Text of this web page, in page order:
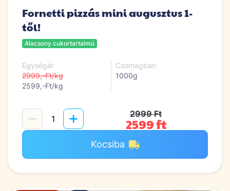
Fornetti pizzás mini augusztus 1-
től!
Alacsony cukortartalmú
Egységár
2999,-Ft/kg
2599,-Ft/kg
Csomagban
1000g
2999 Ft
2599 ft
Kocsiba